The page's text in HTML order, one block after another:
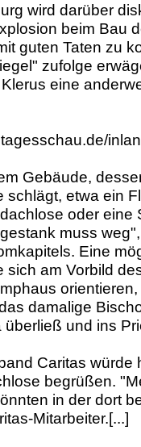
wird darüber
beim Bau
guten Taten zu
zufolge
eine
Gebäude,
schlägt, etwa ein
oder
muss
Eine
sich am Vorbild
damalige
überließ und ins
Caritas würde
begrüßen.
in der dort
Mitarbeiter.[...]